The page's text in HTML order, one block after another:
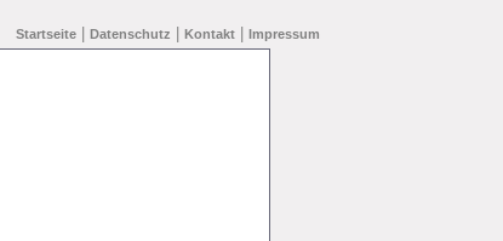
Startseite| Datenschutz Kontakt| Impressum